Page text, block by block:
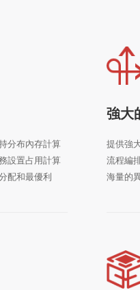
分布內存計算
設置占用計算
配和最優利
強大
提供強
流程編
海量的